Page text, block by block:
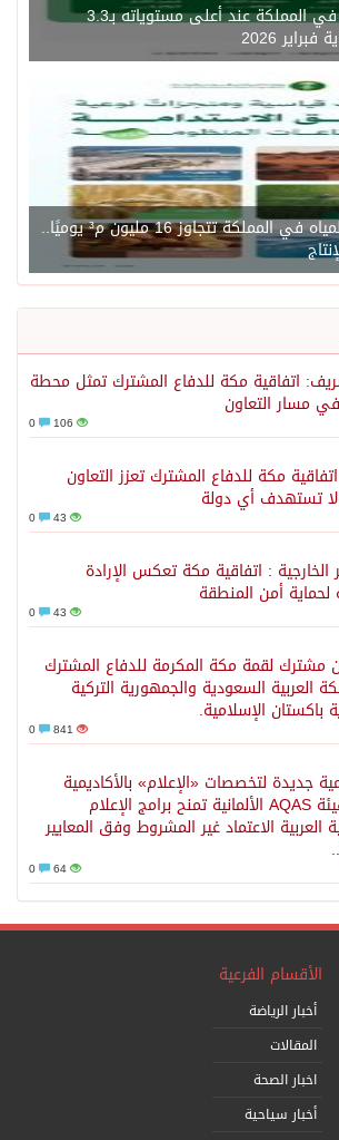
الائتمان المصرفي في المملكة عند أعلى مستوياته بـ3.3
2026
“البيئة”: إمدادات المياه في المملكة تتجاوز 16 مليون م³ يوميًا..
اتفاقية مكة للدفاع المشترك تمثل محطة
مسار التعاون
106
مكة للدفاع المشترك تعزز التعاون
تستهدف أي دولة
43
: اتفاقية مكة تعكس الإرادة
لحماية أمن المنطقة
43
مشترك لقمة مكة المكرمة للدفاع المشترك
العربية السعودية والجمهورية التركية
باكستان الإسلامية.
841
جديدة لتخصصات «الإعلام» بالأكاديمية
العربية هيئة AQAS الألمانية تمنح برامج الإعلام
العربية الاعتماد غير المشروط وفق المعايير
64
الأقسام الفرعية
أخبار الرياضة
المقالات
اخبار الصحة
أخبار سياحية